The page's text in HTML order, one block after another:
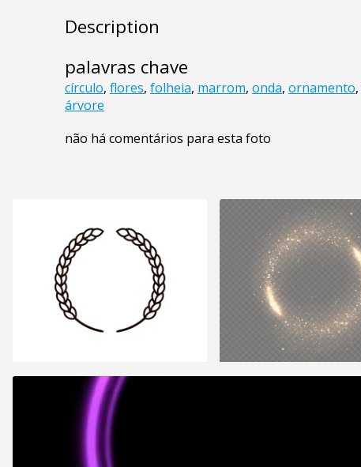
Description
palavras chave
círculo, flores, folheia, marrom, onda, ornamento,
árvore
não há comentários para esta foto